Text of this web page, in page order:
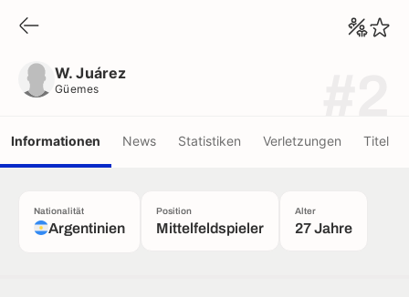
W. Juárez
Güemes
Informationen News Statistiken Verletzungen Titel
Nationalität
Argentinien
Position
Mittelfeldspieler
Alter
27 Jahre